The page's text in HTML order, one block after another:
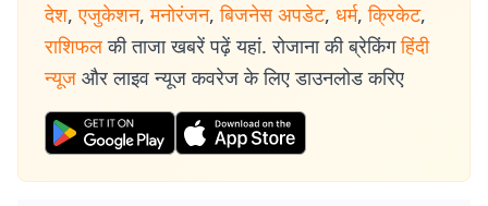
देश, एजुकेशन, मनोरंजन, बिजनेस अपडेट, धर्म, क्रिकेट,
राशिफल की ताजा खबरें पढ़ें यहां. रोजाना की ब्रेकिंग हिंदी
न्यूज और लाइव न्यूज कवरेज के लिए डाउनलोड करिए